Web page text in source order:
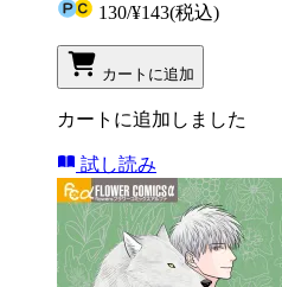
130/¥143(税込)
カートに追加
カートに追加しました
試し読み